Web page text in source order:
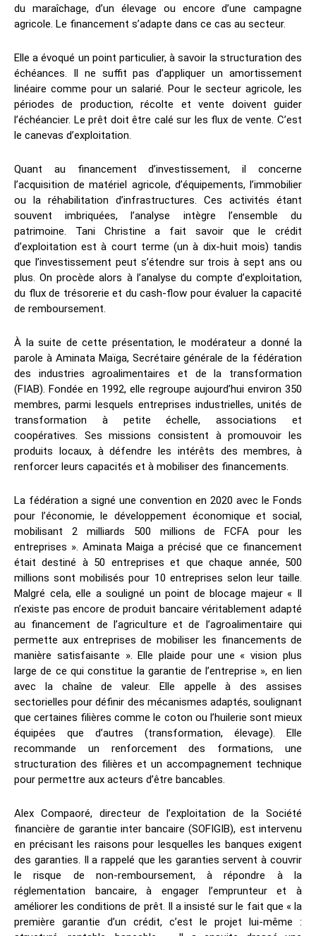
du maraîchage, d’un élevage ou encore d’une campagne
agricole. Le financement s’adapte dans ce cas au secteur.
Elle a évoqué un point particulier, à savoir la structuration des
échéances. Il ne suffit pas d’appliquer un amortissement
linéaire comme pour un salarié. Pour le secteur agricole, les
périodes de production, récolte et vente doivent guider
l’échéancier. Le prêt doit être calé sur les flux de vente. C’est
le canevas d’exploitation.
Quant au financement d’investissement, il concerne
l’acquisition de matériel agricole, d’équipements, l’immobilier
ou la réhabilitation d’infrastructures. Ces activités étant
souvent imbriquées, l’analyse intègre l’ensemble du
patrimoine. Tani Christine a fait savoir que le crédit
d’exploitation est à court terme (un à dix-huit mois) tandis
que l’investissement peut s’étendre sur trois à sept ans ou
plus. On procède alors à l’analyse du compte d’exploitation,
du flux de trésorerie et du cash-flow pour évaluer la capacité
de remboursement.
À la suite de cette présentation, le modérateur a donné la
parole à Aminata Maïga, Secrétaire générale de la fédération
des industries agroalimentaires et de la transformation
(FIAB). Fondée en 1992, elle regroupe aujourd’hui environ 350
membres, parmi lesquels entreprises industrielles, unités de
transformation à petite échelle, associations et
coopératives. Ses missions consistent à promouvoir les
produits locaux, à défendre les intérêts des membres, à
renforcer leurs capacités et à mobiliser des financements.
La fédération a signé une convention en 2020 avec le Fonds
pour l’économie, le développement économique et social,
mobilisant 2 milliards 500 millions de FCFA pour les
entreprises ». Aminata Maiga a précisé que ce financement
était destiné à 50 entreprises et que chaque année, 500
millions sont mobilisés pour 10 entreprises selon leur taille.
Malgré cela, elle a souligné un point de blocage majeur « Il
n’existe pas encore de produit bancaire véritablement adapté
au financement de l’agriculture et de l’agroalimentaire qui
permette aux entreprises de mobiliser les financements de
manière satisfaisante ». Elle plaide pour une « vision plus
large de ce qui constitue la garantie de l’entreprise », en lien
avec la chaîne de valeur. Elle appelle à des assises
sectorielles pour définir des mécanismes adaptés, soulignant
que certaines filières comme le coton ou l’huilerie sont mieux
équipées que d’autres (transformation, élevage). Elle
recommande un renforcement des formations, une
structuration des filières et un accompagnement technique
pour permettre aux acteurs d’être bancables.
Alex Compaoré, directeur de l’exploitation de la Société
financière de garantie inter bancaire (SOFIGIB), est intervenu
en précisant les raisons pour lesquelles les banques exigent
des garanties. Il a rappelé que les garanties servent à couvrir
le risque de non-remboursement, à répondre à la
réglementation bancaire, à engager l’emprunteur et à
améliorer les conditions de prêt. Il a insisté sur le fait que « la
première garantie d’un crédit, c’est le projet lui-même :